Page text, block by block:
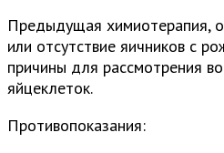
Предыдущая химиотерапия,
или отсутствие яичников с
причины для рассмотрения
яйцеклеток.
Противопоказания: